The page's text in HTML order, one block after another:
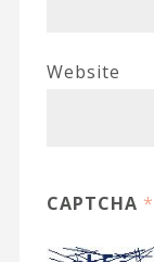
Website
CAPTCHA *